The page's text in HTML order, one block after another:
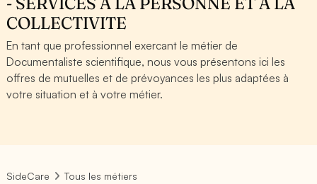
COLLECTIVITE
En tant que professionnel exercant le métier de
Documentaliste scientifique, nous vous présentons ici les
offres de mutuelles et de prévoyances les plus adaptées à
votre situation et à votre métier.
SideCare
Tous les métiers